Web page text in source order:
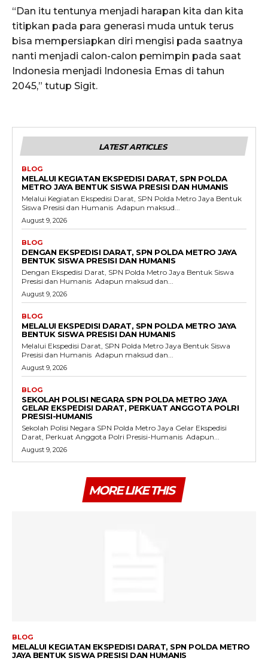
“Dan itu tentunya menjadi harapan kita dan kita
titipkan pada para generasi muda untuk terus
bisa mempersiapkan diri mengisi pada saatnya
nanti menjadi calon-calon pemimpin pada saat
Indonesia menjadi Indonesia Emas di tahun
2045,” tutup Sigit.
LATEST ARTICLES
BLOG
MELALUI KEGIATAN EKSPEDISI DARAT, SPN POLDA
METRO JAYA BENTUK SISWA PRESISI DAN HUMANIS
Melalui Kegiatan Ekspedisi Darat, SPN Polda Metro Jaya Bentuk
Siswa Presisi dan Humanis ‎ ‎Adapun maksud...
August 9, 2026
BLOG
DENGAN EKSPEDISI DARAT, SPN POLDA METRO JAYA
BENTUK SISWA PRESISI DAN HUMANIS
Dengan Ekspedisi Darat, SPN Polda Metro Jaya Bentuk Siswa
Presisi dan Humanis ‎ ‎Adapun maksud dan...
August 9, 2026
BLOG
MELALUI EKSPEDISI DARAT, SPN POLDA METRO JAYA
BENTUK SISWA PRESISI DAN HUMANIS
Melalui Ekspedisi Darat, SPN Polda Metro Jaya Bentuk Siswa
Presisi dan Humanis ‎ ‎Adapun maksud dan...
August 9, 2026
BLOG
SEKOLAH POLISI NEGARA SPN POLDA METRO JAYA
GELAR EKSPEDISI DARAT, PERKUAT ANGGOTA POLRI
PRESISI-HUMANIS
Sekolah Polisi Negara SPN Polda Metro Jaya Gelar Ekspedisi
Darat, Perkuat Anggota Polri Presisi-Humanis ‎ ‎Adapun...
August 9, 2026
MORE LIKE THIS
BLOG
MELALUI KEGIATAN EKSPEDISI DARAT, SPN POLDA METRO
JAYA BENTUK SISWA PRESISI DAN HUMANIS